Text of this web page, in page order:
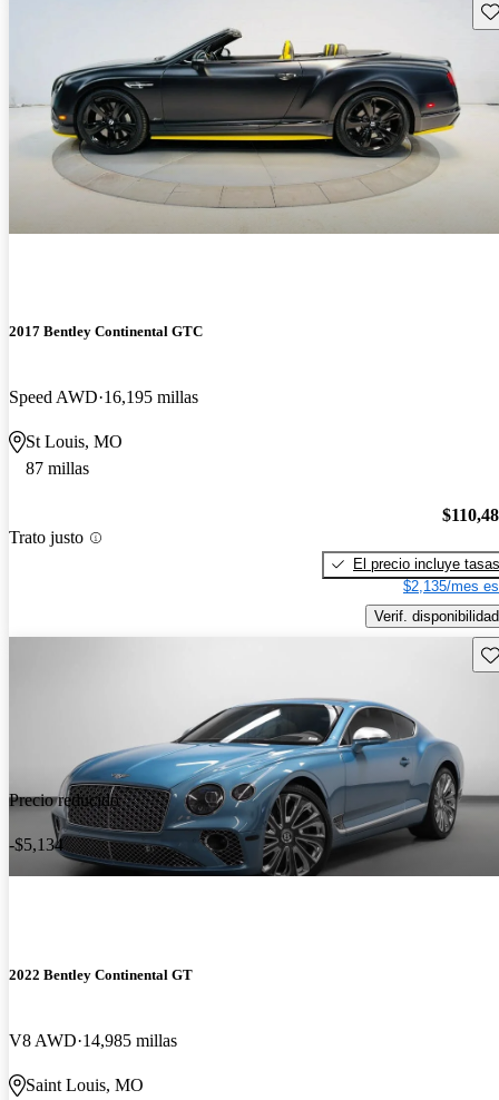
2017 Bentley Continental GTC
Speed AWD 16,195 millas
St Louis, MO
87 millas
Trato justo
El precio incluye tasas
$2,135/mes
Verif. disponibilidad
Precio reducido
-$5,134
2022 Bentley Continental GT
V8 AWD 14,985 millas
Saint Louis, MO